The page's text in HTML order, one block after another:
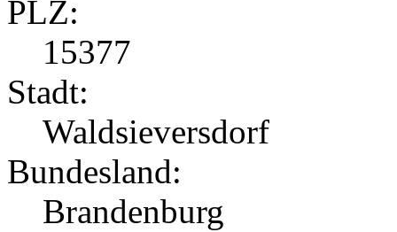
PLZ:
15377
Stadt:
Waldsieversdorf
Bundesland:
Brandenburg